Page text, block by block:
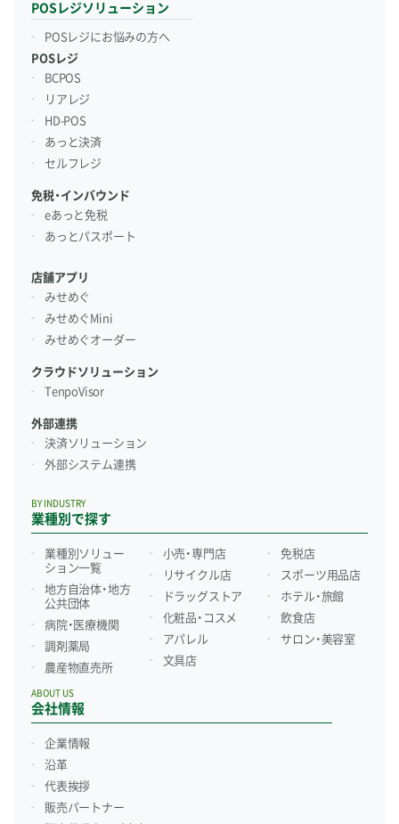
POSレジソリューション
POSレジにお悩みの方へ
POSレジ
BCPOS
リアレジ
HD-POS
あっと決済
セルフレジ
免税・インバウンド
eあっと免税
あっとパスポート
店舗アプリ
みせめぐ
みせめぐMini
みせめぐオーダー
クラウドソリューション
TenpoVisor
外部連携
決済ソリューション
外部システム連携
業種別で探す
BY INDUSTRY
業種別ソリュー
ション一覧
地方自治体・地方
公共団体
病院・医療機関
調剤薬局
農産物直売所
小売・専門店
リサイクル店
ドラッグストア
化粧品・コスメ
アパレル
文具店
免税店
スポーツ用品店
ホテル・旅館
飲食店
サロン・美容室
会社情報
ABOUT US
企業情報
沿革
代表挨拶
販売パートナー